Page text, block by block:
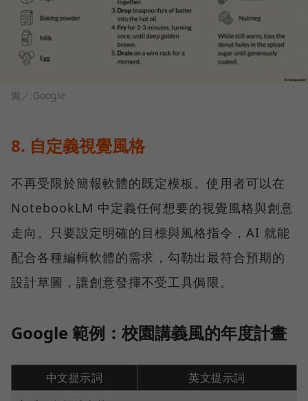
圖／ Google
8. 自定義視覺風格
不再受限於簡報軟體的既定模板。使用者可以在
NotebookLM 中定義任何想要的視覺風格與創意
走向。只要設定明確的目標與風格指令，AI 就能
配合各種編輯軟體的需求，勾勒出最符合預期的
設計草圖，讓創意發揮不受工具侷限。
Google 範例：校園講義風的年度計畫
中文提示詞
英文提示詞